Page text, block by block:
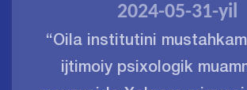
2024-05-31-yil
“Oila institutini
ijtimoiy psixologik